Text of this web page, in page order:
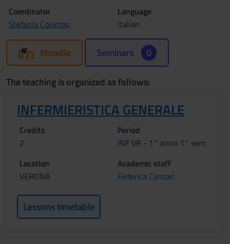
Coordinator
Stefania Colombo
Language
Italian
Moodle Seminars 0
The teaching is organized as follows:
INFERMIERISTICA GENERALE
Credits
2
Period
INF VR - 1° anno 1° sem
Location
VERONA
Academic staff
Federica Canzan
Lessons timetable